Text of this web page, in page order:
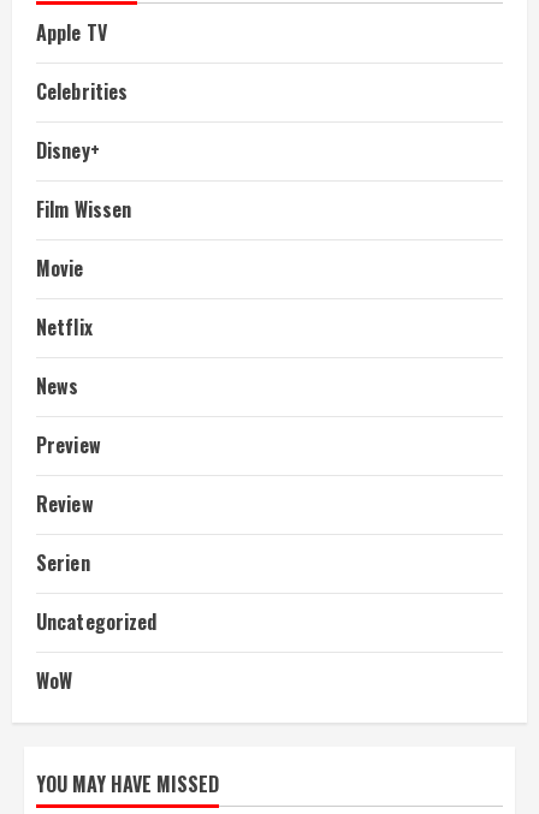
Apple TV
Celebrities
Disney+
Film Wissen
Movie
Netflix
News
Preview
Review
Serien
Uncategorized
WoW
YOU MAY HAVE MISSED